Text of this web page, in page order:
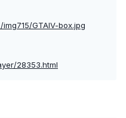
GTAIV-box.jpg
28353.html